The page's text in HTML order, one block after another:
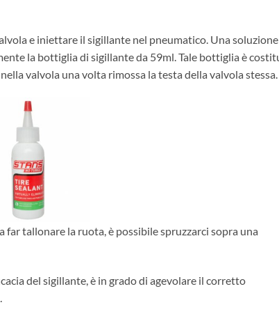
e iniettare il sigillante nel pneumatico. Una soluzione
la bottiglia di sigillante da 59ml. Tale bottiglia è
valvola una volta rimossa la testa della valvola stessa.
tallonare la ruota, è possibile spruzzarci sopra una
del sigillante, è in grado di agevolare il corretto